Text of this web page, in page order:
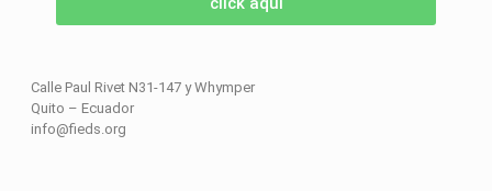
Calle Paul Rivet N31-147 y Whymper
Quito – Ecuador
info@fieds.org